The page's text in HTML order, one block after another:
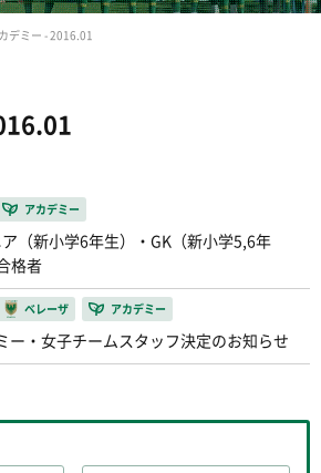
デミー - 2016.01
アカデミー
（新小学6年生）・GK（新小学5,6年
格者
ベレーザ アカデミー
ー・女子チームスタッフ決定のお知らせ